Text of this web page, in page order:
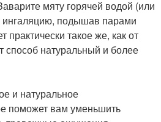
мяту горячей водой (или
ингаляцию, подышав парами
практически такое же, как от
способ натуральный и более
и натуральное
поможет вам уменьшить